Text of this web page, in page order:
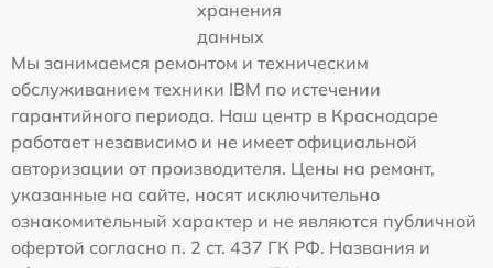
хранения
данных
Мы занимаемся ремонтом и техническим
обслуживанием техники IBM по истечении
гарантийного периода. Наш центр в Краснодаре
работает независимо и не имеет официальной
авторизации от производителя. Цены на ремонт,
указанные на сайте, носят исключительно
ознакомительный характер и не являются публичной
офертой согласно п. 2 ст. 437 ГК РФ. Названия и